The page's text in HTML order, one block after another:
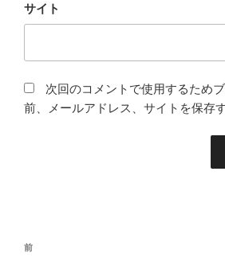
サイト
次回のコメントで使用するため
前、メールアドレス、サイトを保存す
投
前
前